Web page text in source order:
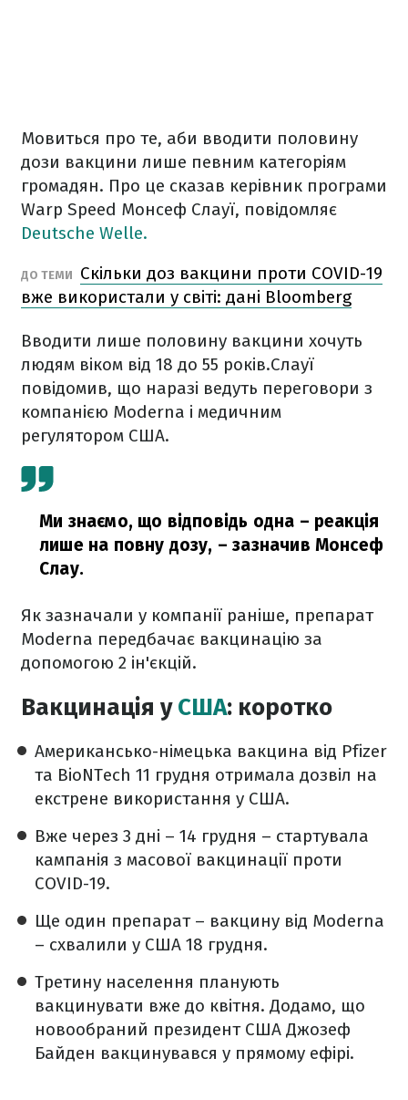
Мовиться про те, аби вводити половину
дози вакцини лише певним категоріям
громадян. Про це сказав керівник програми
Warp Speed ​​Монсеф Слауї, повідомляє
Deutsche Welle.
ДО ТЕМИ
Скільки доз вакцини проти COVID-19
вже використали у світі: дані Bloomberg
Вводити лише половину вакцини хочуть
людям віком від 18 до 55 років.Слауї
повідомив, що наразі ведуть переговори з
компанією Moderna і медичним
регулятором США.
Ми знаємо, що відповідь одна – реакція
лише на повну дозу, – зазначив Монсеф
Слау.
Як зазначали у компанії раніше, препарат
Moderna передбачає вакцинацію за
допомогою 2 ін'єкцій.
Вакцинація уСША: коротко
Американсько-німецька вакцина від Pfizer
та BioNTech 11 грудня отримала дозвіл на
екстрене використання у США.
Вже через 3 дні – 14 грудня – стартувала
кампанія з масової вакцинації проти
COVID-19.
Ще один препарат – вакцину від Moderna
– схвалили у США 18 грудня.
Третину населення планують
вакцинувати вже до квітня. Додамо, що
новообраний президент США Джозеф
Байден вакцинувався у прямому ефірі.